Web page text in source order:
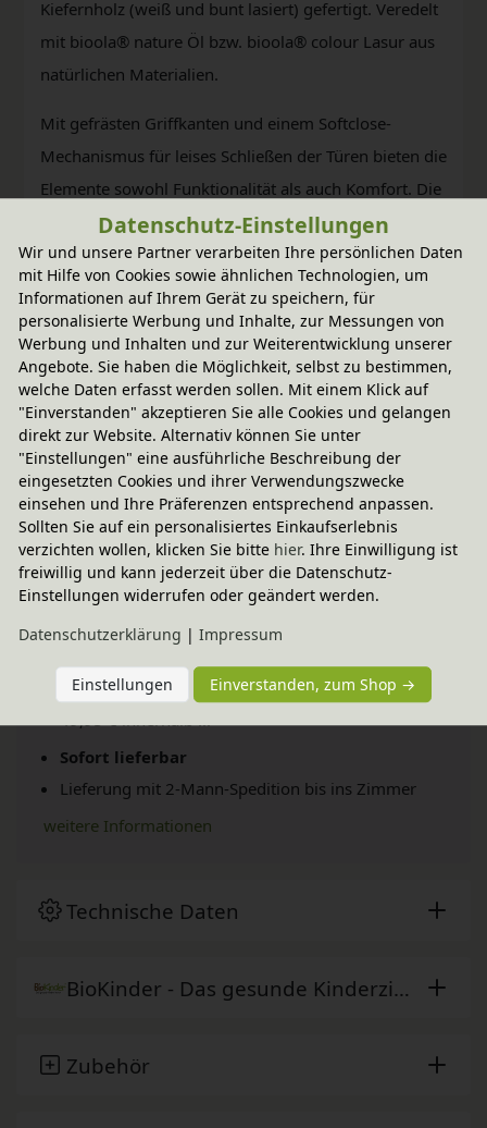
Kiefernholz (weiß und bunt lasiert) gefertigt. Veredelt
mit bioola® nature Öl bzw. bioola® colour Lasur aus
natürlichen Materialien.
Mit gefrästen Griffkanten und einem Softclose-
Mechanismus für leises Schließen der Türen bieten die
Elemente sowohl Funktionalität als auch Komfort. Die
Türen können optional mit einem Schloss ausgestattet
werden.
Entdecken Sie jetzt die vielseitigen
Einsatzmöglichkeiten des BioKinder Laura
Regalsystems und gestalten Sie Ihren Raum ganz
nach Ihren Wünschen und Bedürfnissen.
Versand per Spedition
49,95 € innerhalb ...
Sofort lieferbar
Lieferung mit 2-Mann-Spedition bis ins Zimmer
weitere Informationen
Technische Daten
BioKinder - Das gesunde Kinderzimmer
Zubehör
Datenschutz-Einstellungen
Wir und unsere Partner verarbeiten Ihre persönlichen Daten
mit Hilfe von Cookies sowie ähnlichen Technologien, um
Informationen auf Ihrem Gerät zu speichern, für
personalisierte Werbung und Inhalte, zur Messungen von
Werbung und Inhalten und zur Weiterentwicklung unserer
Angebote. Sie haben die Möglichkeit, selbst zu bestimmen,
welche Daten erfasst werden sollen. Mit einem Klick auf
"Einverstanden" akzeptieren Sie alle Cookies und gelangen
direkt zur Website. Alternativ können Sie unter
"Einstellungen" eine ausführliche Beschreibung der
eingesetzten Cookies und ihrer Verwendungszwecke
einsehen und Ihre Präferenzen entsprechend anpassen.
Sollten Sie auf ein personalisiertes Einkaufserlebnis
verzichten wollen, klicken Sie bitte hier. Ihre Einwilligung ist
freiwillig und kann jederzeit über die Datenschutz-
Einstellungen widerrufen oder geändert werden.
Daten­schutz­erklärung | Impressum
Einstellungen Einverstanden, zum Shop →